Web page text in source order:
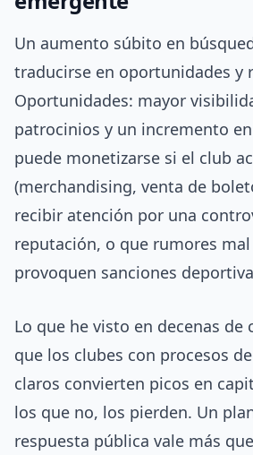
Un aumento súbito en
traducirse en oportunidades y
Oportunidades: mayor
patrocinios y un incremento
puede monetizarse si el club
(merchandising, venta de
recibir atención por una
reputación, o que rumores
provoquen sanciones
Lo que he visto en decenas de
que los clubes con procesos
claros convierten picos en
los que no, los pierden. Un
respuesta pública vale más